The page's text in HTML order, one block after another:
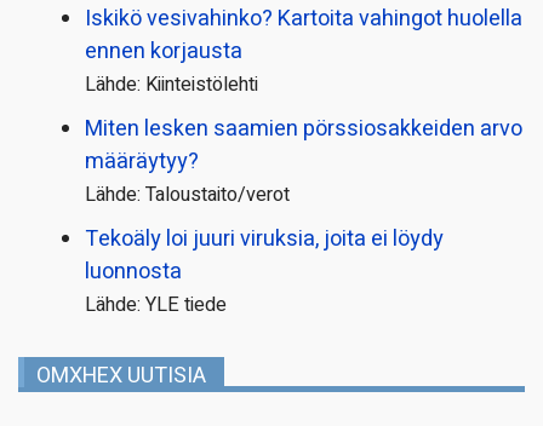
Iskikö vesivahinko? Kartoita vahingot huolella
ennen korjausta
Lähde: Kiinteistölehti
Miten lesken saamien pörssi­osakkeiden arvo
määräytyy?
Lähde: Taloustaito/verot
Tekoäly loi juuri viruksia, joita ei löydy
luonnosta
Lähde: YLE tiede
OMXHEX UUTISIA